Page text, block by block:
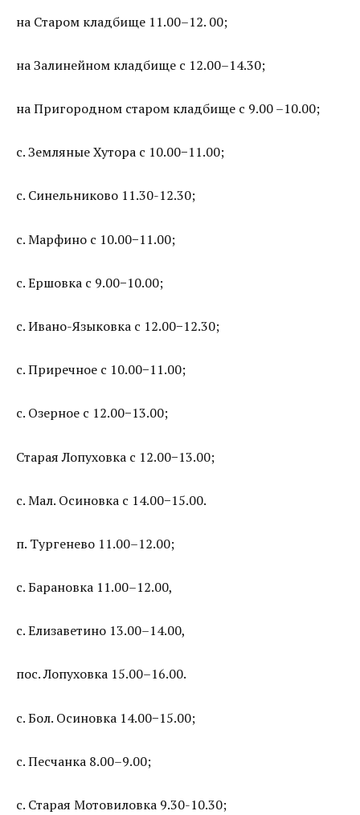
на Старом кладбище 11.00–12. 00;
на Залинейном кладбище с 12.00–14.30;
на Пригородном старом кладбище с 9.00 –10.00;
с. Земляные Хутора с 10.00−11.00;
с. Синельниково 11.30-12.30;
с. Марфино с 10.00−11.00;
с. Ершовка с 9.00−10.00;
с. Ивано-Языковка с 12.00−12.30;
с. Приречное с 10.00−11.00;
с. Озерное с 12.00−13.00;
Старая Лопуховка с 12.00−13.00;
с. Мал. Осиновка с 14.00−15.00.
п. Тургенево 11.00–12.00;
с. Барановка 11.00–12.00,
с. Елизаветино 13.00–14.00,
пос. Лопуховка 15.00–16.00.
с. Бол. Осиновка 14.00−15.00;
с. Песчанка 8.00–9.00;
с. Старая Мотовиловка 9.30-10.30;